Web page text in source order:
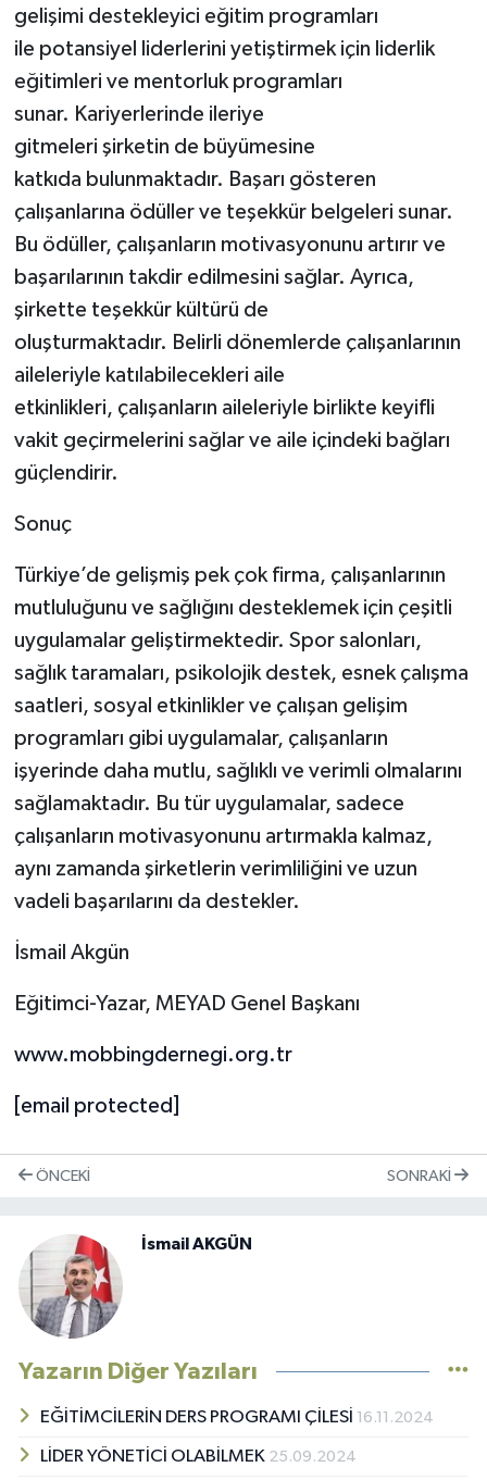
gelişimi destekleyici eğitim programları
ile potansiyel liderlerini yetiştirmek için liderlik
eğitimleri ve mentorluk programları
sunar. Kariyerlerinde ileriye
gitmeleri şirketin de büyümesine
katkıda bulunmaktadır. Başarı gösteren
çalışanlarına ödüller ve teşekkür belgeleri sunar.
Bu ödüller, çalışanların motivasyonunu artırır ve
başarılarının takdir edilmesini sağlar. Ayrıca,
şirkette teşekkür kültürü de
oluşturmaktadır. Belirli dönemlerde çalışanlarının
aileleriyle katılabilecekleri aile
etkinlikleri, çalışanların aileleriyle birlikte keyifli
vakit geçirmelerini sağlar ve aile içindeki bağları
güçlendirir.
Sonuç
Türkiye’de gelişmiş pek çok firma, çalışanlarının
mutluluğunu ve sağlığını desteklemek için çeşitli
uygulamalar geliştirmektedir. Spor salonları,
sağlık taramaları, psikolojik destek, esnek çalışma
saatleri, sosyal etkinlikler ve çalışan gelişim
programları gibi uygulamalar, çalışanların
işyerinde daha mutlu, sağlıklı ve verimli olmalarını
sağlamaktadır. Bu tür uygulamalar, sadece
çalışanların motivasyonunu artırmakla kalmaz,
aynı zamanda şirketlerin verimliliğini ve uzun
vadeli başarılarını da destekler.
İsmail Akgün
Eğitimci-Yazar, MEYAD Genel Başkanı
www.mobbingdernegi.org.tr
[email protected]
ÖNCEKI SONRAKI
İsmail AKGÜN
Yazarın Diğer Yazıları
EĞİTİMCİLERİN DERS PROGRAMI ÇİLESİ 16.11.2024
LİDER YÖNETİCİ OLABİLMEK 25.09.2024